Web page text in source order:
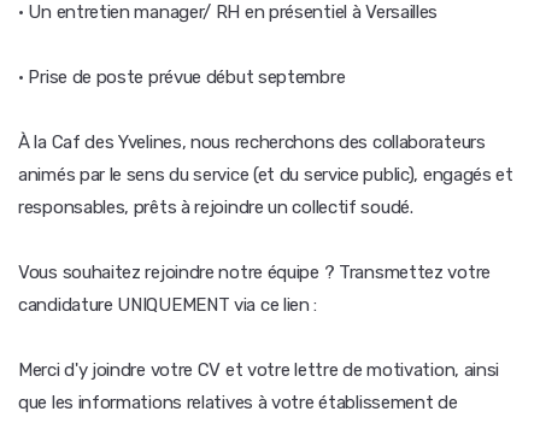
· Un entretien manager/ RH en présentiel à Versailles
· Prise de poste prévue début septembre
À la Caf des Yvelines, nous recherchons des collaborateurs
animés par le sens du service (et du service public), engagés et
responsables, prêts à rejoindre un collectif soudé.
Vous souhaitez rejoindre notre équipe ? Transmettez votre
candidature UNIQUEMENT via ce lien :
Merci d'y joindre votre CV et votre lettre de motivation, ainsi
que les informations relatives à votre établissement de